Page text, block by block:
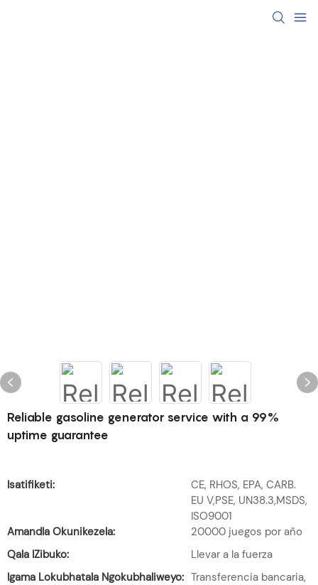
Reliable gasoline generator service with a 99%
uptime guarantee
Isatifiketi:
CE, RHOS, EPA, CARB.
EU V,PSE, UN38.3,MSDS,
ISO9001
Amandla Okunikezela:
20000 juegos por año
Qala IZibuko:
Llevar a la fuerza
Igama Lokubhatala Ngokubhaliweyo: Transferencia bancaria,